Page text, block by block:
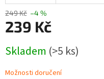
249 Kč –4 %
239 Kč
cena:
Skladem (>5 ks)
Možnosti doručení